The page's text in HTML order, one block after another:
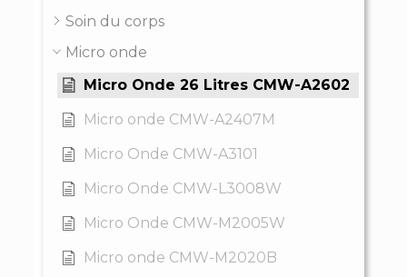
Soin du corps
Micro onde
Micro Onde 26 Litres CMW-A2602
Micro onde CMW-A2407M
Micro Onde CMW-A3101
Micro Onde CMW-L3008W
Micro Onde CMW-M2005W
Micro onde CMW-M2020B